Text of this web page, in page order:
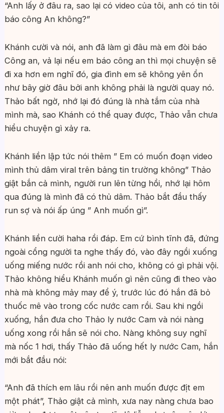
“Anh lấy ở đâu ra, sao lại có video của tôi, anh có tin tôi
báo công An không?”
Khánh cười và nói, anh đã làm gì đâu mà em đòi báo
Công an, vả lại nếu em báo công an thì mọi chuyện sẽ
đi xa hơn em nghĩ đó, gia đình em sẽ không yên ổn
như bây giờ đâu bởi anh không phải là người quay nó.
Thảo bất ngờ, nhớ lại đó đúng là nhà tắm của nhà
mình mà, sao Khánh có thể quay được, Thảo vẫn chưa
hiểu chuyện gì xảy ra.
Khánh liền lập tức nói thêm ” Em có muốn đoạn video
mình thủ dâm viral trên bảng tin trường không” Thảo
giật bắn cả mình, người run lên từng hồi, nhớ lại hôm
qua đúng là mình đã có thủ dâm. Thảo bắt đầu thấy
run sợ và nói ấp úng ” Anh muốn gì”.
Khánh liền cười haha rồi đáp. Em cứ bình tĩnh đã, đứng
ngoài cổng người ta nghe thấy đó, vào đây ngồi xuống
uống miếng nước rồi anh nói cho, không có gì phải vội.
Thảo không hiểu Khánh muốn gì nên cũng đi theo vào
nhà mà không mảy may để ý, trước lúc đó hắn đã bỏ
thuốc mê vào trong cốc nước cam rồi. Sau khi ngồi
xuống, hắn đưa cho Thảo ly nước Cam và nói nàng
uống xong rồi hắn sẽ nói cho. Nàng không suy nghĩ
mà nốc 1 hơi, thấy Thảo đã uống hết ly nước Cam, hắn
mới bắt đầu nói:
“Anh đã thích em lâu rồi nên anh muốn được địt em
một phát”, Thảo giật cả mình, xưa nay nàng chưa bao